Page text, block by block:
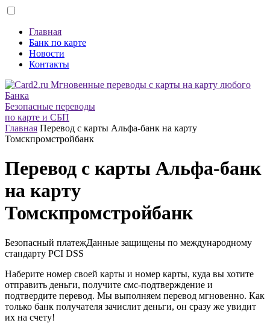
Главная
Банк по карте
Новости
Контакты
Безопасные переводы
по карте и СБП
Главная Перевод с карты Альфа-банк на карту
Томскпромстройбанк
Перевод с карты Альфа-банк
на карту
Томскпромстройбанк
Безопасный платежДанные защищены по международному
стандарту PCI DSS
Наберите номер своей карты и номер карты, куда вы хотите
отправить деньги, получите смс-подтверждение и
подтвердите перевод. Мы выполняем перевод мгновенно. Как
только банк получателя зачислит деньги, он сразу же увидит
их на счету!